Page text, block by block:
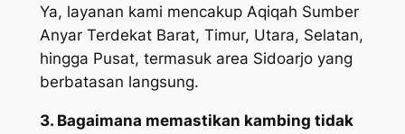
Ya, layanan kami mencakup Aqiqah Sumber
Anyar Terdekat Barat, Timur, Utara, Selatan,
hingga Pusat, termasuk area Sidoarjo yang
berbatasan langsung.
3. Bagaimana memastikan kambing tidak